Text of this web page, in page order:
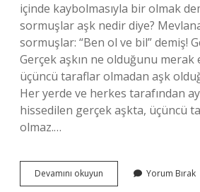
içinde kaybolmasıyla bir olmak
sormuşlar aşk nedir diye?
sormuşlar: “Ben ol ve bil” demiş!
Gerçek aşkın ne olduğunu merak
üçüncü taraflar olmadan aşk
Her yerde ve herkes tarafından
hissedilen gerçek aşkta, üçüncü
olmaz.…
Devamını okuyun
Aşk
Yorum Bırak